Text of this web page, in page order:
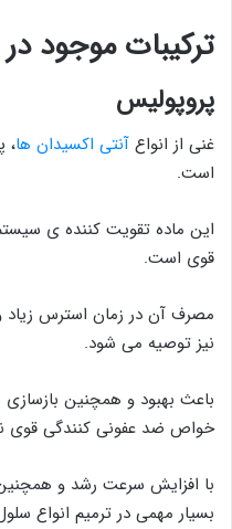
ترکیبات موجود
پروپولیس
غنی از انواع آنتی اکسیدان ها،
است.
این ماده تقویت کننده ی
قوی است.
مصرف آن در زمان استرس زیاد
نیز توصیه می شود.
باعث بهبود و همچنین
خواص ضد عفونی کنندگی قوی
با افزایش سرعت رشد و
بسیار مهمی در ترمیم انواع